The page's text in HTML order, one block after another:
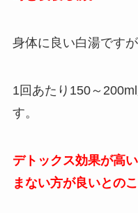
身体に良い白湯です
1回あたり150～
す。
デトックス効果が高
まない方が良いとのこ